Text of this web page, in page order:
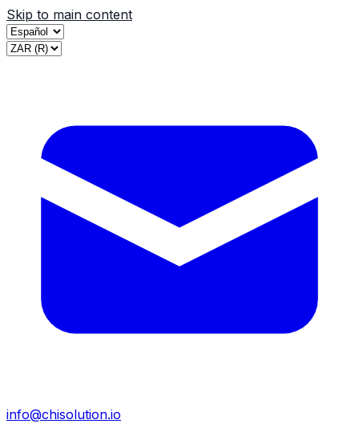
Skip to main content
info@chisolution.io